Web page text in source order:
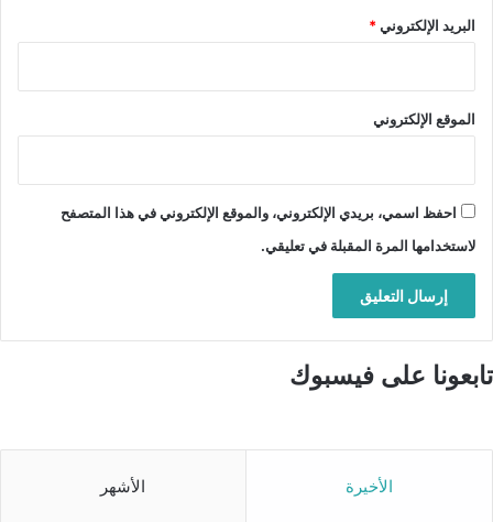
البريد الإلكتروني*
الموقع الإلكتروني
احفظ اسمي، بريدي الإلكتروني، والموقع الإلكتروني في هذا المتصفح
لاستخدامها المرة المقبلة في تعليقي.
تابعونا على فيسبوك
الأخيرة الأشهر